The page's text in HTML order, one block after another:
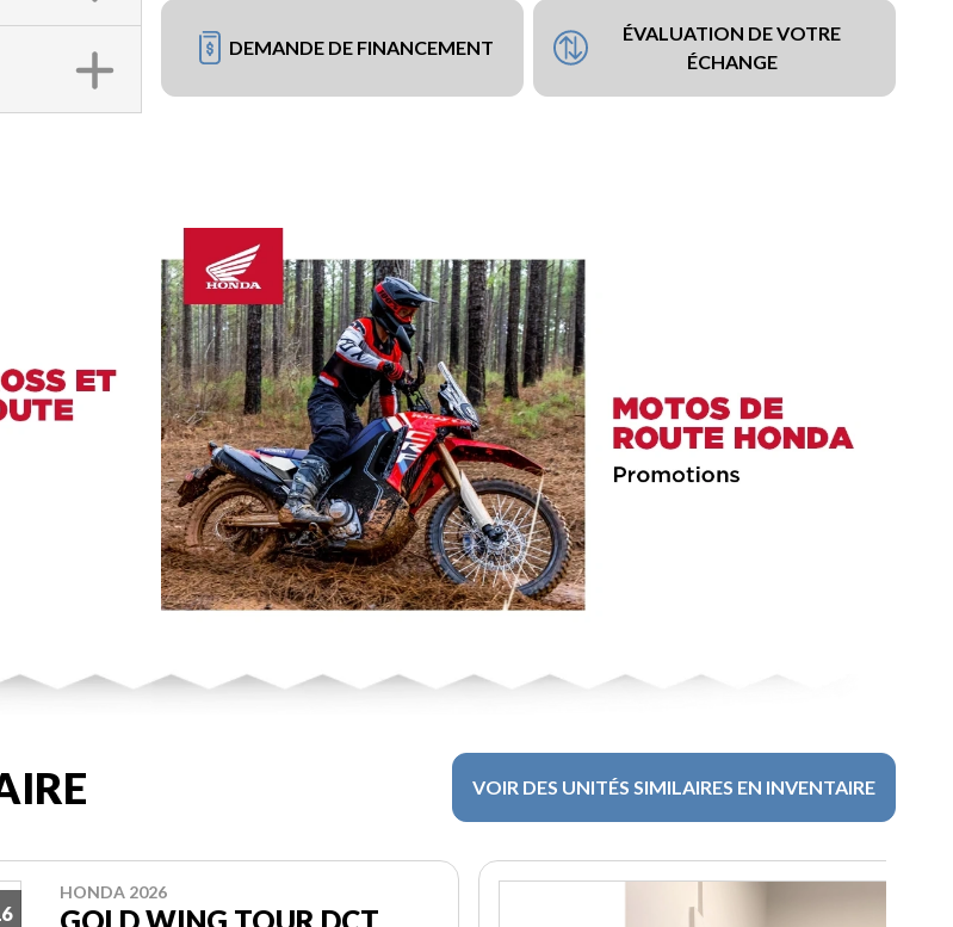
DEMANDE DE FINANCEMENT
ÉVALUATION DE VOTRE
ÉCHANGE
VOIR DES UNITÉS SIMILAIRES EN INVENTAIRE
HONDA 2026
GOLD WING TOUR DCT